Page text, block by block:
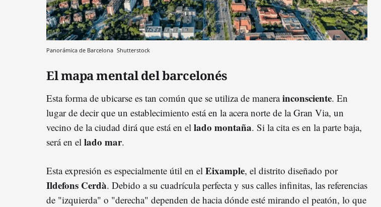
Panorámica de Barcelona Shutterstock
El mapa mental del barcelonés
Esta forma de ubicarse es tan común que se utiliza de manerainconsciente. En
lugar de decir que un establecimiento está en la acera norte de la Gran Via, un
vecino de la ciudad dirá que está en el lado montaña. Si la cita es en la parte baja,
será en el lado mar.
Esta expresión es especialmente útil en el Eixample, el distrito diseñado por
Ildefons Cerdà. Debido a su cuadrícula perfecta y sus calles infinitas, las referencias
de "izquierda" o "derecha" dependen de hacia dónde esté mirando el peatón, lo que